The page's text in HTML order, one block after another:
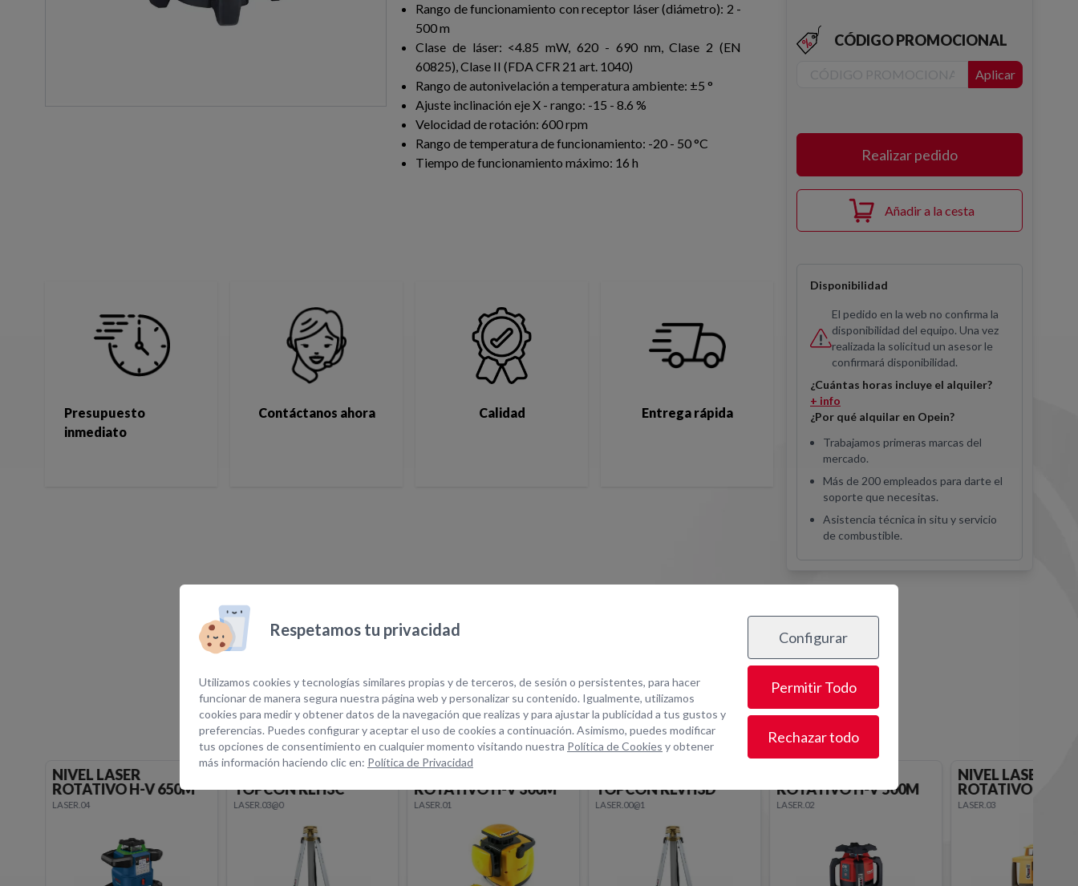
Rango de funcionamiento con receptor láser (diámetro): 2 -
500 m
Clase de láser: <4.85 mW, 620 - 690 nm, Clase 2 (EN
60825), Clase II (FDA CFR 21 art. 1040)
Rango de autonivelación a temperatura ambiente: ±5 °
Ajuste inclinación eje X - rango: -15 - 8.6 %
Velocidad de rotación: 600 rpm
Rango de temperatura de funcionamiento: -20 - 50 °C
Tiempo de funcionamiento máximo: 16 h
Presupuesto
inmediato
Contáctanos ahora Calidad Entrega rápida
CÓDIGO PROMOCIONAL
Aplicar
Realizar pedido
Añadir a la cesta
Disponibilidad
El pedido en la web no confirma la
disponibilidad del equipo. Una vez
realizada la solicitud un asesor le
confirmará disponibilidad.
¿Cuántas horas incluye el alquiler?
+ info
¿Por qué alquilar en Opein?
Trabajamos primeras marcas del
mercado.
Más de 200 empleados para darte el
soporte que necesitas.
Asistencia técnica in situ y servicio
de combustible.
Equipos Relacionados
TRIPODE ALUMINIO
TOPCON RLH3C
LASER.03@0
ROTATIVO H-V 300M
LASER.01
TOPCON RLVH3D
LASER.00@1
ROTATIVO H-V 500M
LASER.02
ROTATIVO H 300M
LASER.03
NIVEL LASER
ROTATIVO H-V
LASER.00
Respetamos tu privacidad
Utilizamos cookies y tecnologías similares propias y de terceros, de sesión o persistentes, para hacer
funcionar de manera segura nuestra página web y personalizar su contenido. Igualmente, utilizamos
cookies para medir y obtener datos de la navegación que realizas y para ajustar la publicidad a tus gustos y
preferencias. Puedes configurar y aceptar el uso de cookies a continuación. Asimismo, puedes modificar
tus opciones de consentimiento en cualquier momento visitando nuestra Política de Cookies y obtener
más información haciendo clic en: Política de Privacidad
Configurar
Permitir Todo
Rechazar todo